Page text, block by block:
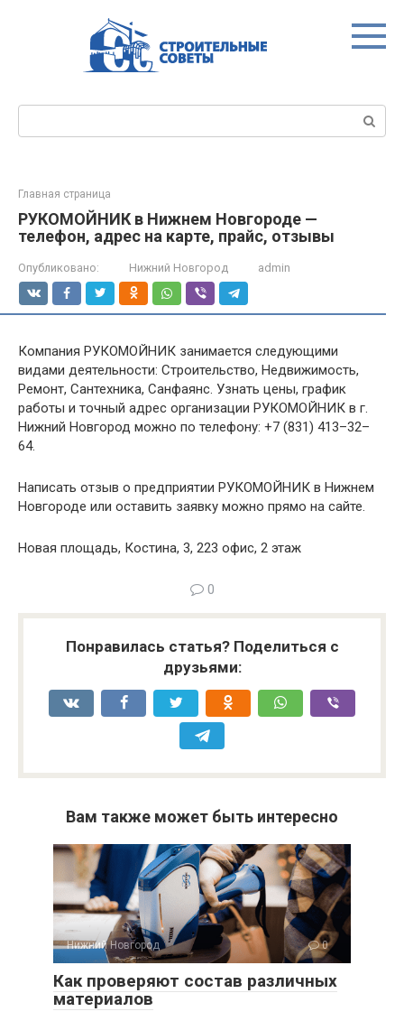
Главная страница
РУКОМОЙНИК в Нижнем Новгороде —
телефон, адрес на карте, прайс, отзывы
Опубликовано: Нижний Новгород admin
Компания РУКОМОЙНИК занимается следующими
видами деятельности: Строительство, Недвижимость,
Ремонт, Сантехника, Санфаянс. Узнать цены, график
работы и точный адрес организации РУКОМОЙНИК в г.
Нижний Новгород можно по телефону: +7 (831) 413–32–
64.
Написать отзыв о предприятии РУКОМОЙНИК в Нижнем
Новгороде или оставить заявку можно прямо на сайте.
Новая площадь, Костина, 3, 223 офис, 2 этаж
0
Понравилась статья? Поделиться с
друзьями:
Вам также может быть интересно
Нижний Новгород 0
Как проверяют состав различных
материалов